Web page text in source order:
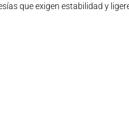
que exigen estabilidad y